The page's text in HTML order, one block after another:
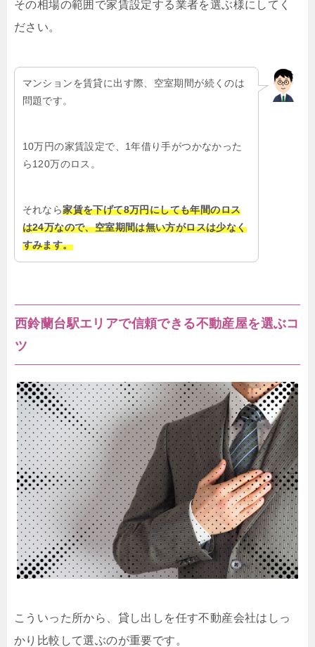
その相場の範囲で家賃設定する業者を選ぶ様にしてく
ださい。
マンションを賃貸に出す際、空室期間が続くのは
問題です。
10万円の家賃設定で、1年借り手がつかなかった
ら120万のロス。
それなら家賃を下げて8万円にしても年間のロス
は24万なので、空室期間は無い方がロスは少なく
すみます。
西鈴蘭台駅エリアで信頼できる不動産屋を選ぶコ
ツ
こういった所から、貸し出しを任す不動産会社はしっ
かり比較して選ぶのが重要です。